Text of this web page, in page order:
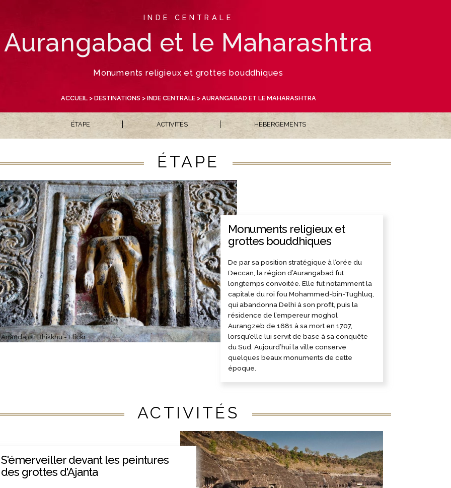
INDE CENTRALE
Aurangabad et le Maharashtra
Monuments religieux et grottes bouddhiques
ACCUEIL> DESTINATIONS > INDE CENTRALE> AURANGABAD ET LE MAHARASHTRA
ÉTAPE ACTIVITÉS HÉBERGEMENTS
ÉTAPE
Anandajoti Bhikkhu - Flickr
Monuments religieux et
grottes bouddhiques
De par sa position stratégique à l’orée du
Deccan, la région d’Aurangabad fut
longtemps convoitée. Elle fut notamment la
capitale du roi fou Mohammed-bin-Tughluq,
qui abandonna Delhi à son profit, puis la
résidence de l’empereur moghol
Aurangzeb de 1681 à sa mort en 1707,
lorsqu’elle lui servit de base à sa conquête
du Sud. Aujourd’hui la ville conserve
quelques beaux monuments de cette
époque.
ACTIVITÉS
S'émerveiller devant les peintures
des grottes d'Ajanta